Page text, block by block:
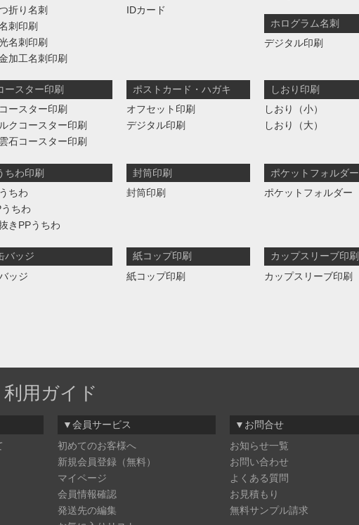
折り名刺
刺印刷
名刺印刷
加工名刺印刷
IDカード
ホログラム名刺
デジタル印刷
ースター印刷
ースター印刷
クコースター印刷
石コースター印刷
ポストカード・ハガキ
オフセット印刷
デジタル印刷
しおり印刷
しおり（小）
しおり（大）
ちわ印刷
ちわ
うちわ
きPPうちわ
封筒印刷
封筒印刷
ポケットフォルダー
ポケットフォルダー
バッジ
ッジ
紙コップ印刷
紙コップ印刷
カップスリーブ印刷
カップスリーブ印刷
利用ガイド
▼会員サービス
初めてのお客様へ
新規会員登録（無料）
マイページ
会員情報確認
発送先の編集
▼お問合せ
お知らせ一覧
お問い合わせ
よくある質問
お見積もり
無料サンプル請求